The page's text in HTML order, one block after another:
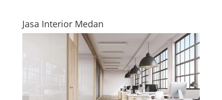
Jasa Interior Medan